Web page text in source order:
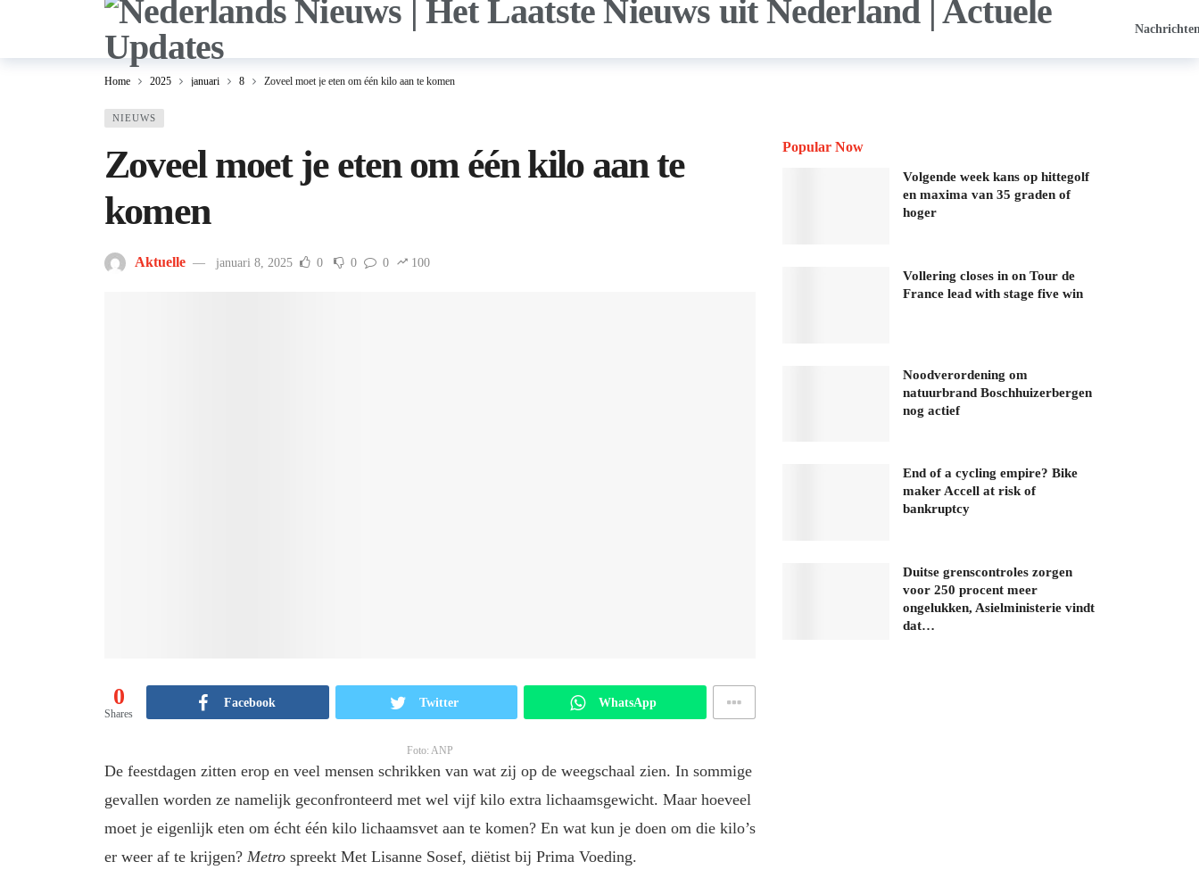
Home 2025 januari 8 Zoveel moet je eten om één kilo aan te komen
NIEUWS
Zoveel moet je eten om één kilo aan te
komen
Aktuelle januari 8, 2025 0 0 0 100
0
Shares
Facebook Twitter WhatsApp
Foto: ANP
De feestdagen zitten erop en veel mensen schrikken van wat zij op de weegschaal zien. In sommige
gevallen worden ze namelijk geconfronteerd met wel vijf kilo extra lichaamsgewicht. Maar hoeveel
moet je eigenlijk eten om écht één kilo lichaamsvet aan te komen? En wat kun je doen om die kilo’s
er weer af te krijgen? Metrospreekt Met Lisanne Sosef, diëtist bij Prima Voeding.
Popular Now
Volgende week kans op hittegolf
en maxima van 35 graden of
hoger
Vollering closes in on Tour de
France lead with stage five win
Noodverordening om
natuurbrand Boschhuizerbergen
nog actief
End of a cycling empire? Bike
maker Accell at risk of
bankruptcy
Duitse grenscontroles zorgen
voor 250 procent meer
ongelukken, Asielministerie vindt
dat…